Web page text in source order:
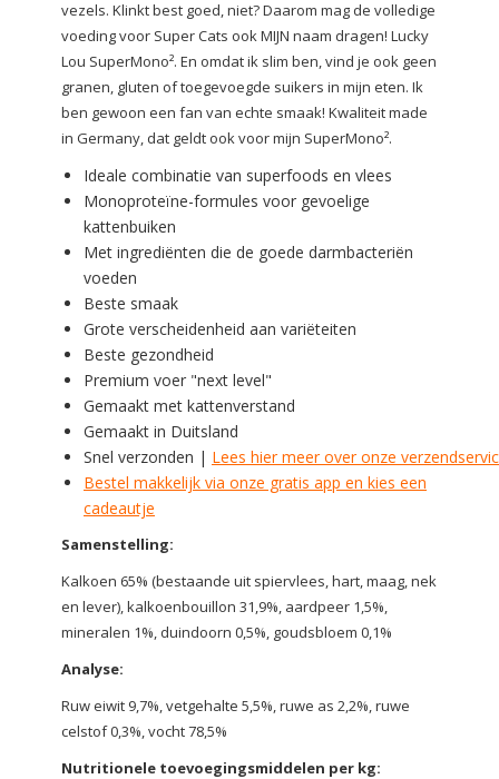
vezels. Klinkt best goed, niet? Daarom mag de volledige
voeding voor Super Cats ook MIJN naam dragen! Lucky
Lou SuperMono². En omdat ik slim ben, vind je ook geen
granen, gluten of toegevoegde suikers in mijn eten. Ik
ben gewoon een fan van echte smaak! Kwaliteit made
in Germany, dat geldt ook voor mijn SuperMono².
Ideale combinatie van superfoods en vlees
Monoproteïne-formules voor gevoelige
kattenbuiken
Met ingrediënten die de goede darmbacteriën
voeden
Beste smaak
Grote verscheidenheid aan variëteiten
Beste gezondheid
Premium voer "next level"
Gemaakt met kattenverstand
Gemaakt in Duitsland
Snel verzonden | Lees hier meer over onze
Bestel makkelijk via onze gratis app en kies een
cadeautje
Samenstelling:
Kalkoen 65% (bestaande uit spiervlees, hart, maag, nek
en lever), kalkoenbouillon 31,9%, aardpeer 1,5%,
mineralen 1%, duindoorn 0,5%, goudsbloem 0,1%
Analyse:
Ruw eiwit 9,7%, vetgehalte 5,5%, ruwe as 2,2%, ruwe
celstof 0,3%, vocht 78,5%
Nutritionele toevoegingsmiddelen per kg: